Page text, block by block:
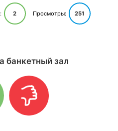
2 Просмотры: 251
банкетный зал